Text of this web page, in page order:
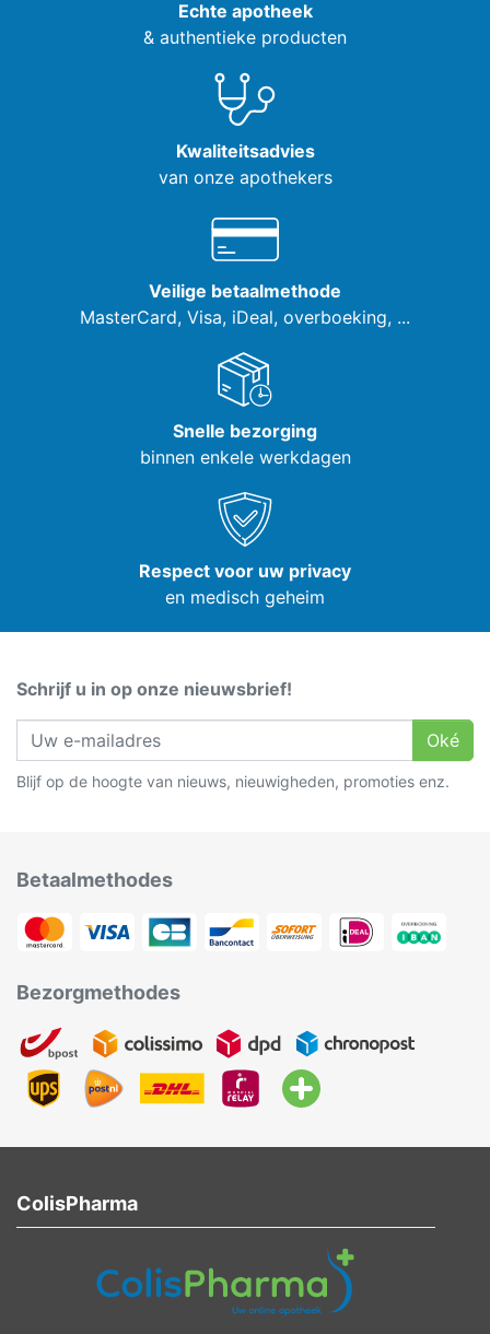
Echte apotheek
& authentieke producten
Kwaliteitsadvies
van onze apothekers
Veilige betaalmethode
MasterCard, Visa, iDeal, overboeking, ...
Snelle bezorging
binnen enkele werkdagen
Respect voor uw privacy
en medisch geheim
Schrijf u in op onze nieuwsbrief!
Oké
Blijf op de hoogte van nieuws, nieuwigheden, promoties enz.
Betaalmethodes
Bezorgmethodes
ColisPharma